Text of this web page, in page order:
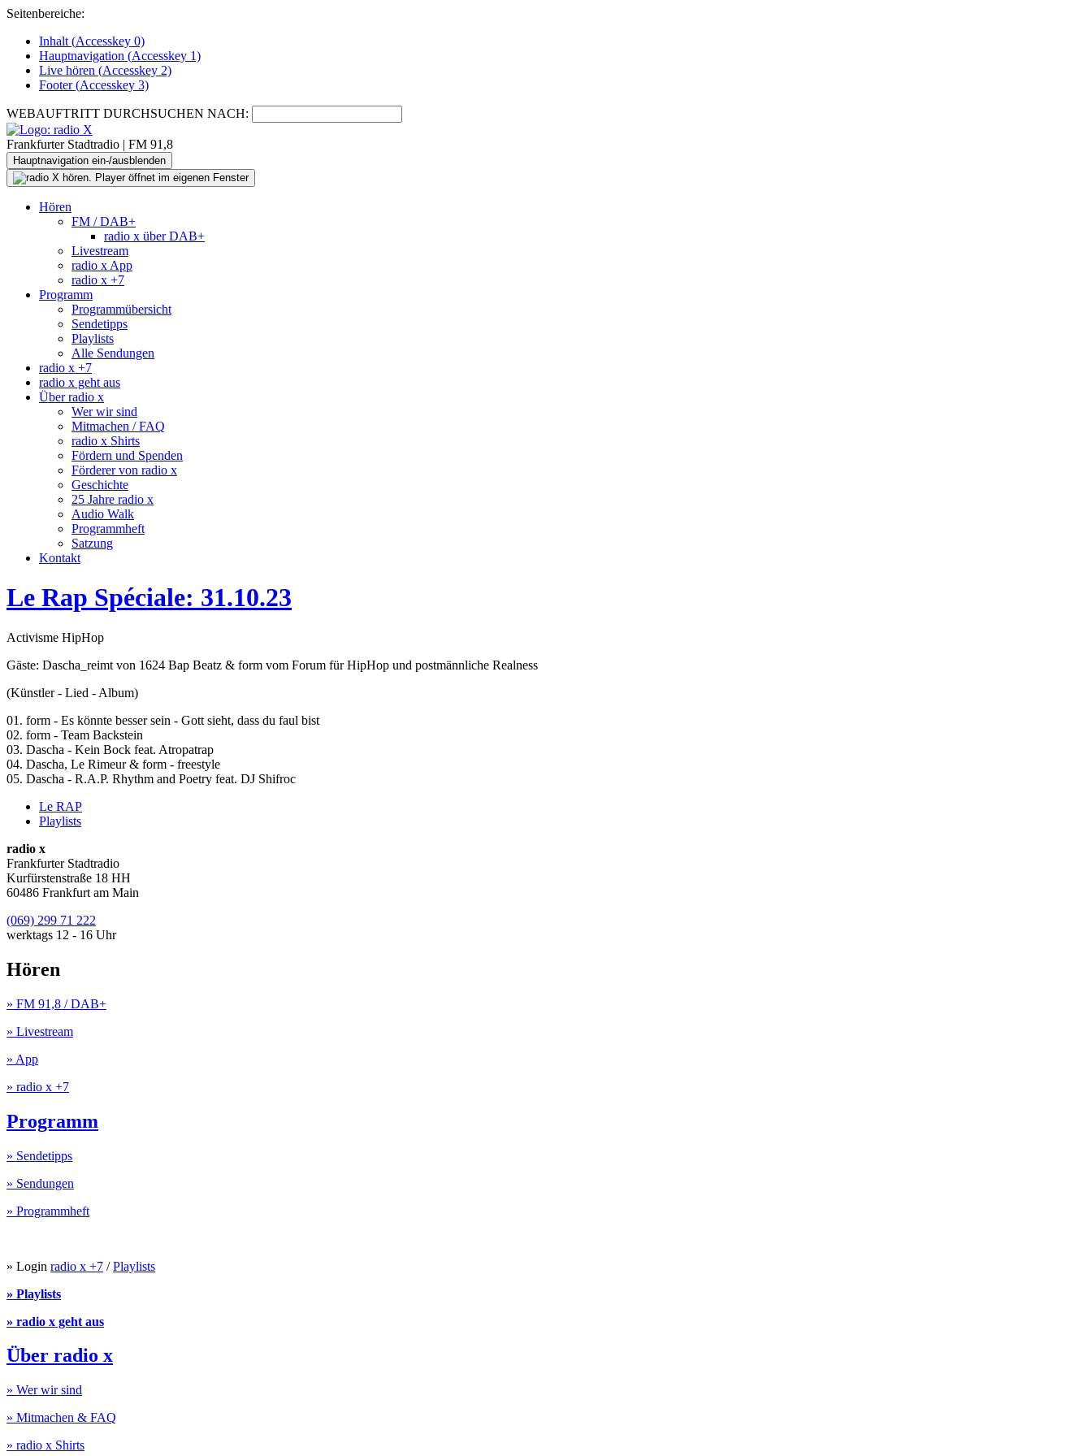
Seitenbereiche:
Inhalt (Accesskey 0)
Hauptnavigation (Accesskey 1)
Live hören (Accesskey 2)
Footer(Accesskey 3)
WEBAUFTRITT DURCHSUCHEN NACH:
Frankfurter Stadtradio | FM 91,8
Hauptnavigation ein-/ausblenden
Hören
FM / DAB+
radio x über DAB+
Livestream
radio x App
radio x +7
Programm
Programmübersicht
Sendetipps
Playlists
Alle Sendungen
radio x +7
radio x geht aus
Über radio x
Wer wir sind
Mitmachen / FAQ
radio x Shirts
Fördern und Spenden
Förderer von radio x
Geschichte
25 Jahre radio x
Audio Walk
Programmheft
Satzung
Kontakt
Le Rap Spéciale: 31.10.23
Activisme HipHop
Gäste: Dascha_reimt von 1624 Bap Beatz & form vom Forum für HipHop und postmännliche Realness
(Künstler - Lied - Album)
01. form - Es könnte besser sein - Gott sieht, dass du faul bist
02. form - Team Backstein
03. Dascha - Kein Bock feat. Atropatrap
04. Dascha, Le Rimeur & form - freestyle
05. Dascha - R.A.P. Rhythm and Poetry feat. DJ Shifroc
Le RAP
Playlists
radio x
Frankfurter Stadtradio
Kurfürstenstraße 18 HH
60486 Frankfurt am Main
(069) 299 71 222
werktags 12 - 16 Uhr
Hören
» FM 91,8 / DAB+
» Livestream
» App
» radio x +7
Programm
» Sendetipps
» Sendungen
» Programmheft
» Login radio x +7 /Playlists
» Playlists
» radio x geht aus
Über radio x
» Wer wir sind
» Mitmachen & FAQ
» radio x Shirts